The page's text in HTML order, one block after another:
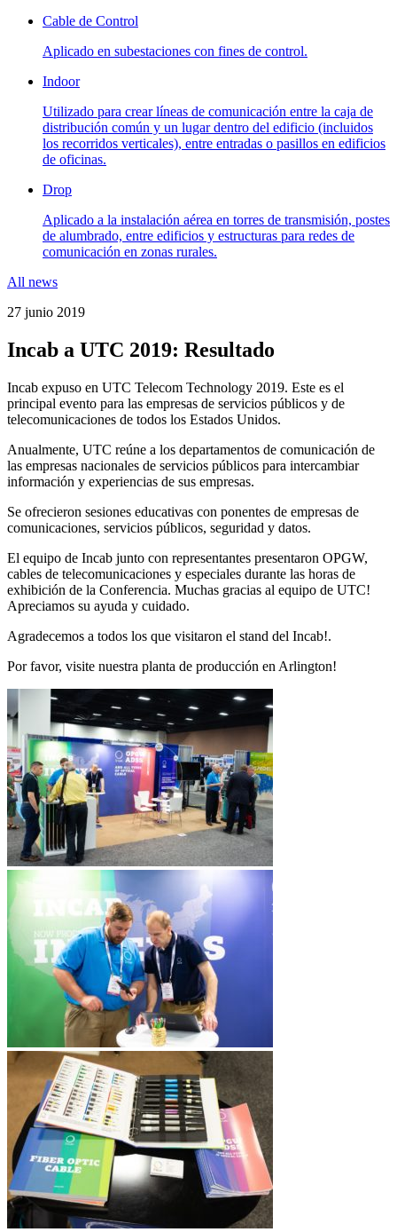
Cable de Control
Aplicado en subestaciones con fines de control.
Indoor
Utilizado para crear líneas de comunicación entre la caja de
distribución común y un lugar dentro del edificio (incluidos
los recorridos verticales), entre entradas o pasillos en edificios
de oficinas.
Drop
Aplicado a la instalación aérea en torres de transmisión, postes
de alumbrado, entre edificios y estructuras para redes de
comunicación en zonas rurales.
All news
27 junio 2019
Incab a UTC 2019: Resultado
Incab expuso en UTC Telecom Technology 2019. Este es el
principal evento para las empresas de servicios públicos y de
telecomunicaciones de todos los Estados Unidos.
Anualmente, UTC reúne a los departamentos de comunicación de
las empresas nacionales de servicios públicos para intercambiar
información y experiencias de sus empresas.
Se ofrecieron sesiones educativas con ponentes de empresas de
comunicaciones, servicios públicos, seguridad y datos.
El equipo de Incab junto con representantes presentaron OPGW,
cables de telecomunicaciones y especiales durante las horas de
exhibición de la Conferencia. Muchas gracias al equipo de UTC!
Apreciamos su ayuda y cuidado.
Agradecemos a todos los que visitaron el stand del Incab!.
Por favor, visite nuestra planta de producción en Arlington!